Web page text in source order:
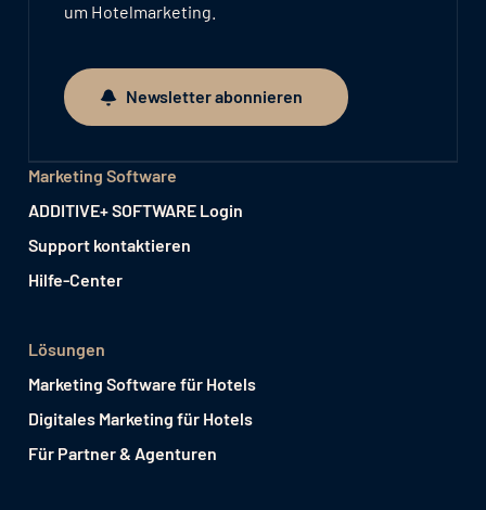
um Hotelmarketing.
Newsletter abonnieren
Newsletter abonnieren
Marketing Software
ADDITIVE+ SOFTWARE Login
Support kontaktieren
Hilfe-Center
Lösungen
Marketing Software für Hotels
Digitales Marketing für Hotels
Für Partner & Agenturen